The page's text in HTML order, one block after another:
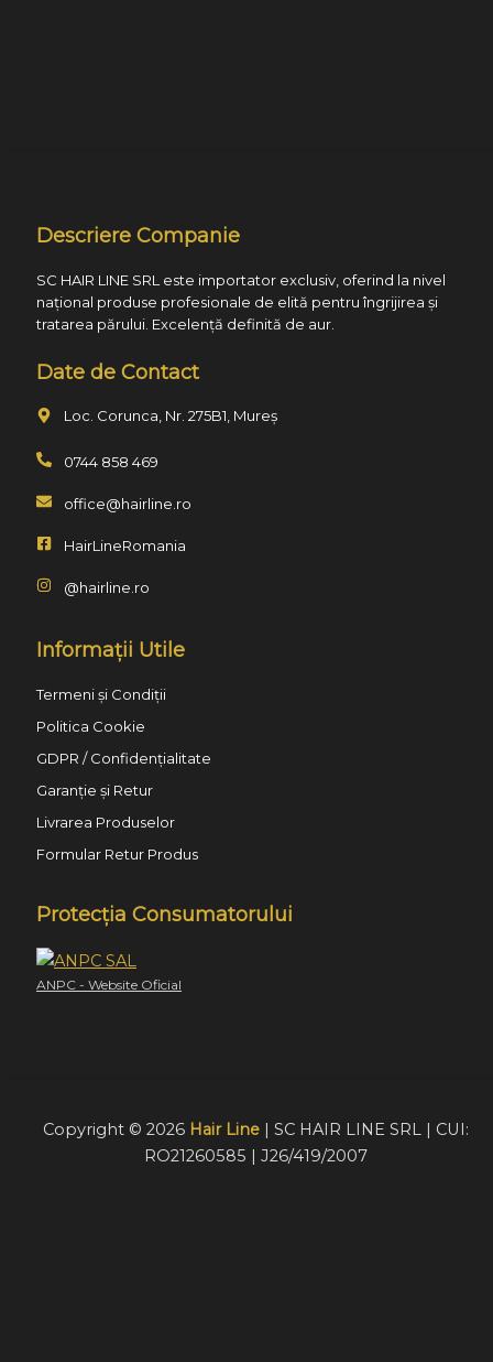
Descriere Companie
SC HAIR LINE SRL este importator exclusiv, oferind la nivel
național produse profesionale de elită pentru îngrijirea și
tratarea părului. Excelență definită de aur.
Date de Contact
Loc. Corunca, Nr. 275B1, Mureș
0744 858 469
office@hairline.ro
HairLineRomania
@hairline.ro
Informații Utile
Termeni și Condiții
Politica Cookie
GDPR / Confidențialitate
Garanție și Retur
Livrarea Produselor
Formular Retur Produs
Protecția Consumatorului
ANPC - Website Oficial
Copyright © 2026 Hair Line| SC HAIR LINE SRL | CUI:
RO21260585 | J26/419/2007